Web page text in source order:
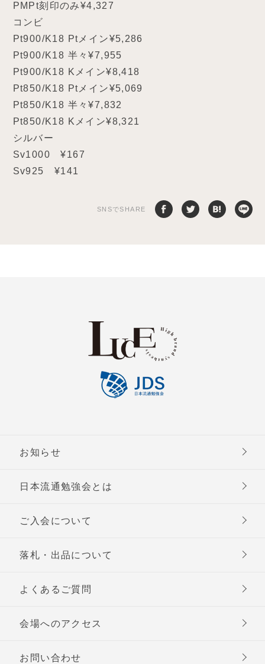
PMPt刻印のみ¥4,327
コンビ
Pt900/K18 Ptメイン¥5,286
Pt900/K18 半々¥7,955
Pt900/K18 Kメイン¥8,418
Pt850/K18 Ptメイン¥5,069
Pt850/K18 半々¥7,832
Pt850/K18 Kメイン¥8,321
シルバー
Sv1000 ¥167
Sv925 ¥141
SNSでSHARE
お知らせ
日本流通勉強会とは
ご入会について
落札・出品について
よくあるご質問
会場へのアクセス
お問い合わせ